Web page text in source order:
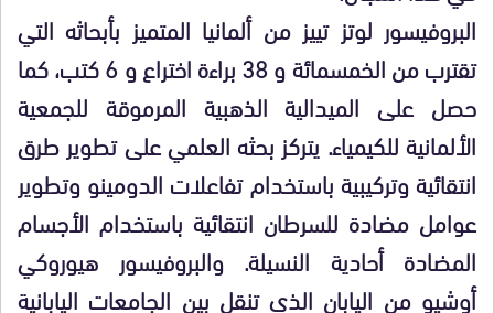
البروفيسور لوتز تييز من ألمانيا المتميز بأبحاثه التي
تقترب من الخمسمائة و 38 براءة اختراع و 6 كتب، كما
حصل على الميدالية الذهبية المرموقة للجمعية
الألمانية للكيمياء. يتركز بحثه العلمي على تطوير طرق
انتقائية وتركيبية باستخدام تفاعلات الدومينو وتطوير
عوامل مضادة للسرطان انتقائية باستخدام الأجسام
المضادة أحادية النسيلة. والبروفيسور هيوروكي
أوشيو من اليابان الذي تنقل بين الجامعات اليابانية